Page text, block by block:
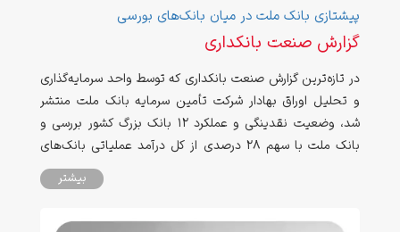
پیشتازی بانک ملت در میان بانک‌های بورسی
گزارش صنعت بانکداری
در تازه‌ترین گزارش صنعت بانکداری که توسط واحد سرمایه‌گذاری
و تحلیل اوراق بهادار شرکت تأمین سرمایه بانک ملت منتشر
شد، وضعیت نقدینگی و عملکرد ۱2 بانک بزرگ کشور بررسی و
بانک ملت با سهم ۲۸ درصدی از کل درآمد عملیاتی بانک‌های
بورسی در اسفند ماه ۱۴۰۴، در جایگاه نخست نظام بانکی کشور
بیشتر